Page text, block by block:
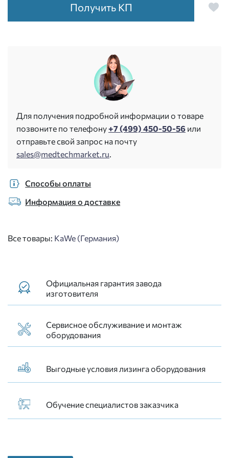
Получить КП
Для получения подробной информации о товаре
позвоните по телефону+7 (499) 450-50-56 или
отправьте свой запрос на почту
sales@medtechmarket.ru
Способы оплаты
Информация о доставке
Все товары: KaWe (Германия)
Официальная гарантия завода
изготовителя
Сервисное обслуживание и монтаж
оборудования
Выгодные условия лизинга оборудования
Обучение специалистов заказчика